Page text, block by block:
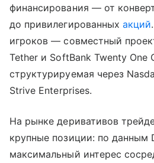
финансирования — от
до привилегированныхакций
игроков — совместный
Tether и SoftBank Twenty One
структурируемая через
Strive Enterprises.
На рынке деривативов
крупные позиции: по данным
максимальный интерес